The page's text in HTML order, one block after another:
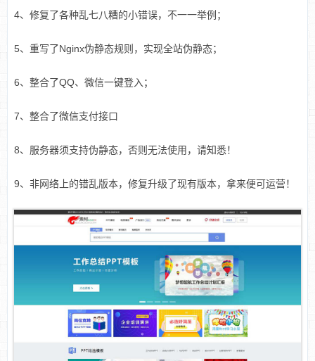
4、修复了各种乱七八糟的小错误，不一一举例；
5、重写了Nginx伪静态规则，实现全站伪静态；
6、整合了QQ、微信一键登入；
7、整合了微信支付接口
8、服务器须支持伪静态，否则无法使用，请知悉！
9、非网络上的错乱版本，修复升级了现有版本，拿来便可运营！